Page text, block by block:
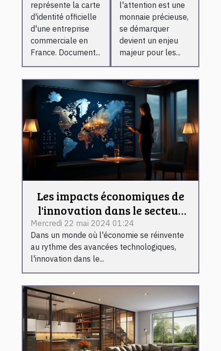
représente la carte
d'identité officielle
d'une entreprise
commerciale en
France. Document...
gonflables
publicitaires
l'attention est une
monnaie précieuse,
se démarquer
devient un enjeu
majeur pour les...
Les impacts économiques de
l'innovation dans le secteur
du naming en Europe et au
Canada
Mercredi 22 mai 2024 01:24
Dans un monde où l'économie se réinvente
au rythme des avancées technologiques,
l'innovation dans le...